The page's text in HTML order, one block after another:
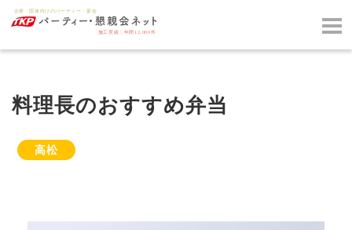
料理長のおすすめ弁当
高松